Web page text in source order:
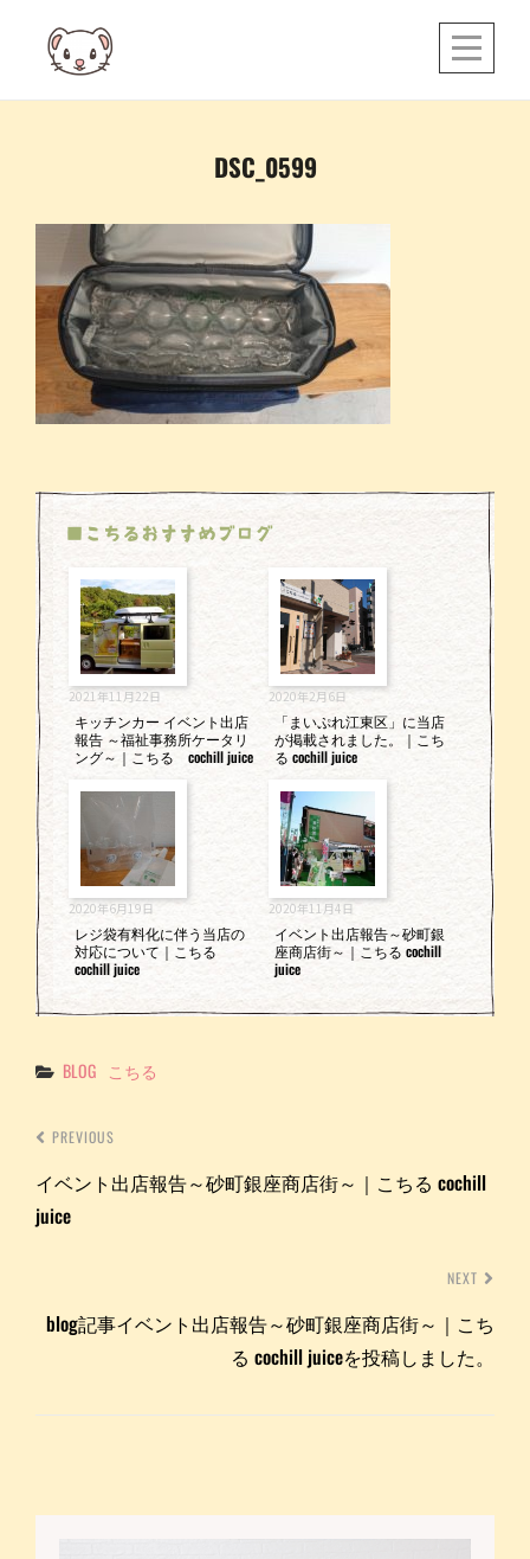
content
DSC_0599
■こちるおすすめブログ
2021年11月22日
キッチンカー イベント出店
報告 ～福祉事務所ケータリ
ング～｜こちる cochill juice
2020年2月6日
「まいぷれ江東区」に当店
が掲載されました。｜こち
る cochill juice
2020年6月19日
レジ袋有料化に伴う当店の
対応について｜こちる
cochill juice
2020年11月4日
イベント出店報告～砂町銀
座商店街～｜こちる cochill
juice
Categories
BLOG こちる
ビ
ゲ
ー
シ
ョ
PREVIOUS
イベント出店報告～砂町銀座商店街～｜こちる cochill
juice
NEXT
blog記事イベント出店報告～砂町銀座商店街～｜こち
る cochill juiceを投稿しました。